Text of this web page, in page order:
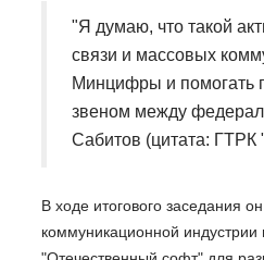
"Я думаю, что такой
связи и массовых
Минцифры и помогать
звеном между
Сабитов (цитата: ГТРК
В ходе итогового заседания
коммуникационной